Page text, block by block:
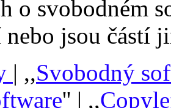
o svobodném
jsou částí
| ,,Svobodný
'' | ,,